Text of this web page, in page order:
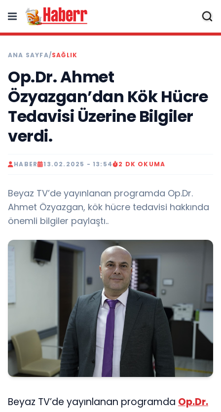
ANA SAYFA/SAĞLIK
Op.Dr. Ahmet
Özyazgan’dan Kök Hücre
Tedavisi Üzerine Bilgiler
verdi.
HABER 13.02.2025 - 13:54 2 DK OKUMA
Beyaz TV’de yayınlanan programda Op.Dr.
Ahmet Özyazgan, kök hücre tedavisi hakkında
önemli bilgiler paylaştı..
Beyaz TV’de yayınlanan programda Op.Dr.